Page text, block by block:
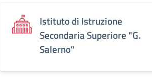
Istituto di Istruzione
Secondaria Superiore "G.
Salerno"